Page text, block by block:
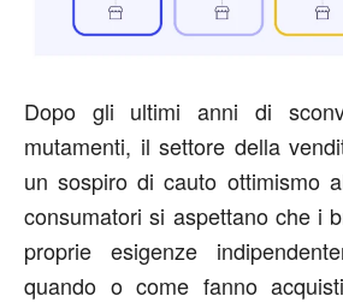
Dopo gli ultimi anni di
mutamenti, il settore della
un sospiro di cauto ottimismo
consumatori si aspettano che i
proprie esigenze
quando o come fanno